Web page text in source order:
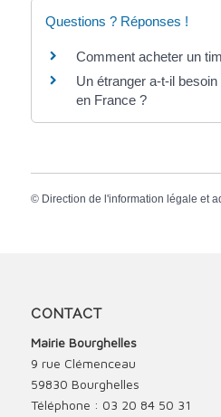
Questions ? Réponses !
Comment acheter un
Un étranger a-t-il
en France ?
© Direction de l'information légale et
CONTACT
Mairie Bourghelles
9 rue Clémenceau
59830 Bourghelles
Téléphone : 03 20 84 50 31